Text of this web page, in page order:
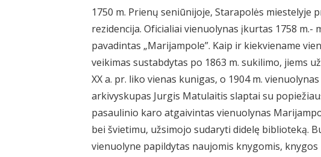
1750 m. Prienų seniūnijoje, Starapolės miestelyje
rezidencija. Oficialiai vienuolynas įkurtas 1758
pavadintas „Marijampole”. Kaip ir kiekviename
veikimas sustabdytas po 1863 m. sukilimo, jiems
XX a. pr. liko vienas kunigas, o 1904 m.
arkivyskupas Jurgis Matulaitis slaptai su
pasaulinio karo atgaivintas vienuolynas
bei švietimu, užsimojo sudaryti didelę biblioteką.
vienuolyne papildytas naujomis knygomis,